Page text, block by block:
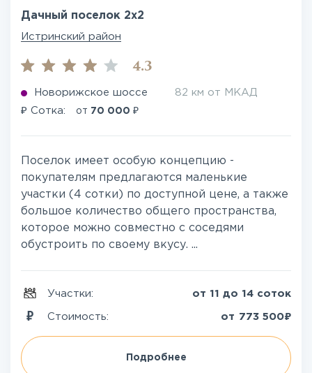
Дачный поселок 2х2
Истринский район
4.3
Новорижское шоссе 82 км от МКАД
₽ Сотка: от 70 000 ₽
Поселок имеет особую концепцию -
покупателям предлагаются маленькие
участки (4 сотки) по доступной цене, а также
большое количество общего пространства,
которое можно совместно с соседями
обустроить по своему вкусу. ...
Участки: от 11 до 14 соток
Стоимость: от 773 500₽
Подробнее